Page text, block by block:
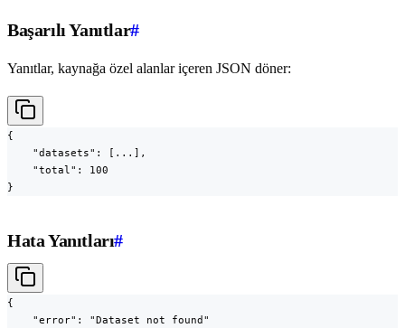
Başarılı Yanıtlar#
Yanıtlar, kaynağa özel alanlar içeren JSON döner:
{
    "datasets": [...],
    "total": 100
}
Hata Yanıtları#
{
    "error": "Dataset not found"